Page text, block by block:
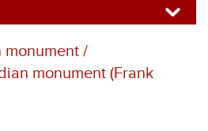
/
monument (Frank